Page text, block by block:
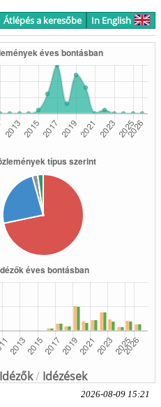
Átlépés a keresőbe In English
Idézők/ Idézések
2026-08-09 15:21